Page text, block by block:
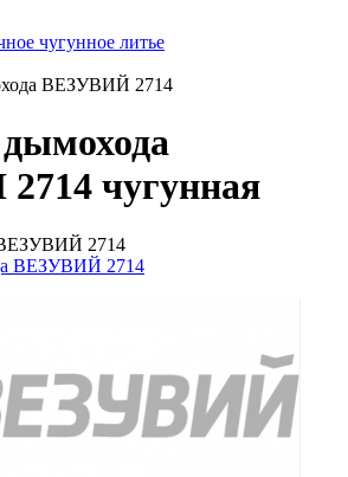
чугунное литье
ВЕЗУВИЙ 2714
чугунная
2714